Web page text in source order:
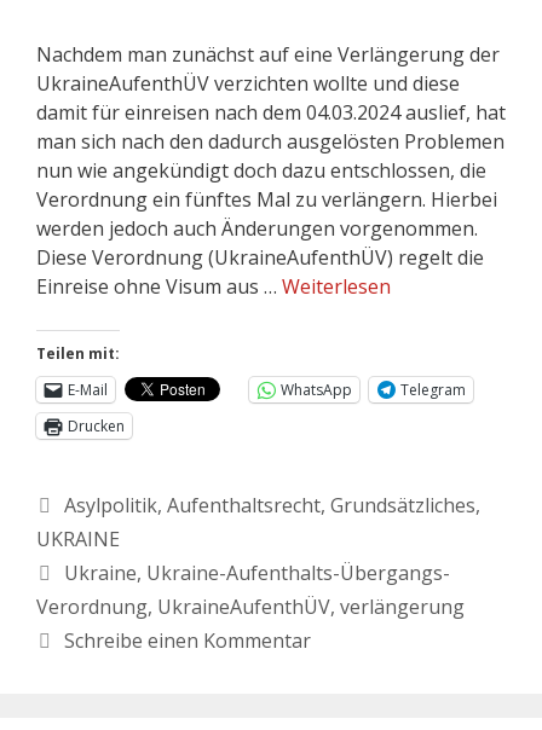
Nachdem man zunächst auf eine Verlängerung der
UkraineAufenthÜV verzichten wollte und diese
damit für einreisen nach dem 04.03.2024 auslief, hat
man sich nach den dadurch ausgelösten Problemen
nun wie angekündigt doch dazu entschlossen, die
Verordnung ein fünftes Mal zu verlängern. Hierbei
werden jedoch auch Änderungen vorgenommen.
Diese Verordnung (UkraineAufenthÜV) regelt die
Einreise ohne Visum aus … Weiterlesen
Teilen mit:
E-Mail
WhatsApp
Telegram
Drucken
Asylpolitik, Aufenthaltsrecht, Grundsätzliches,
UKRAINE
Ukraine, Ukraine-Aufenthalts-Übergangs-
Verordnung, UkraineAufenthÜV, verlängerung
Schreibe einen Kommentar